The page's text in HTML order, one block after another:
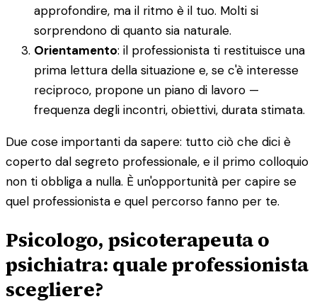
approfondire, ma il ritmo è il tuo. Molti si
sorprendono di quanto sia naturale.
Orientamento: il professionista ti restituisce una
prima lettura della situazione e, se c'è interesse
reciproco, propone un piano di lavoro —
frequenza degli incontri, obiettivi, durata stimata.
Due cose importanti da sapere: tutto ciò che dici è
coperto dal segreto professionale, e il primo colloquio
non ti obbliga a nulla. È un'opportunità per capire se
quel professionista e quel percorso fanno per te.
Psicologo, psicoterapeuta o
psichiatra: quale professionista
scegliere?